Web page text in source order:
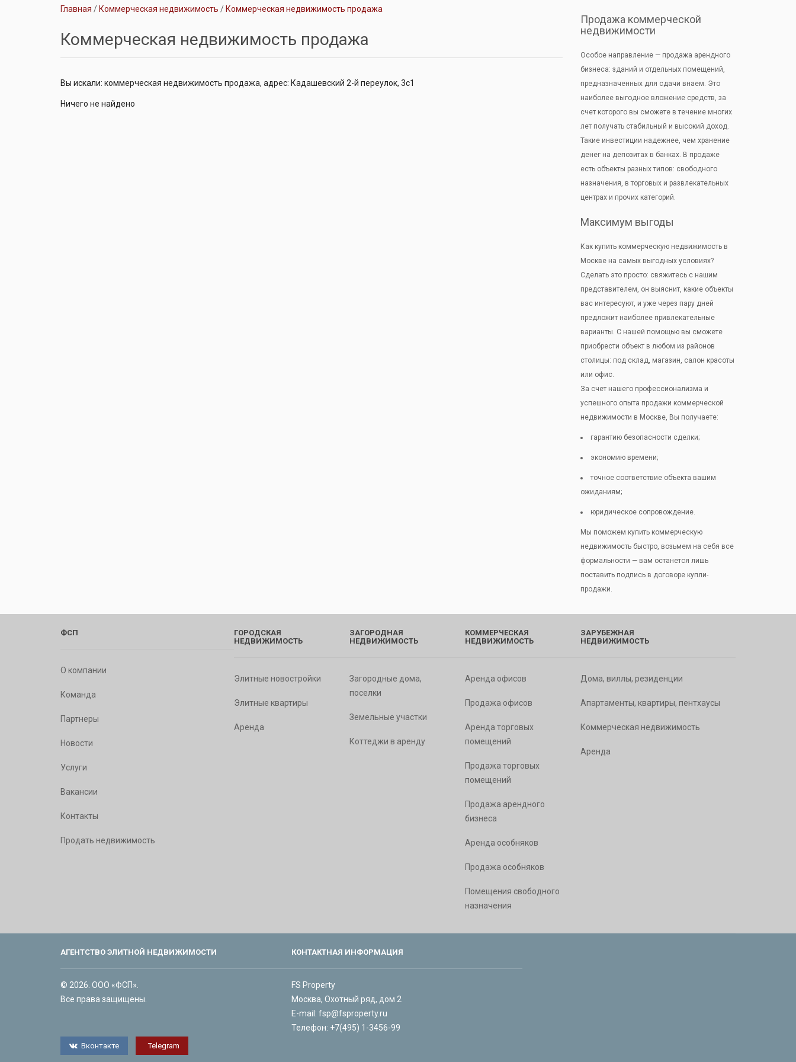
Главная Коммерческая недвижимость Коммерческая недвижимость продажа
Коммерческая недвижимость продажа
Вы искали: коммерческая недвижимость продажа, адрес: Кадашевский 2-й переулок, 3с1
Ничего не найдено
Продажа коммерческой
недвижимости
Особое направление — продажа арендного
бизнеса: зданий и отдельных помещений,
предназначенных для сдачи внаем. Это
наиболее выгодное вложение средств, за
счет которого вы сможете в течение многих
лет получать стабильный и высокий доход.
Такие инвестиции надежнее, чем хранение
денег на депозитах в банках. В продаже
есть объекты разных типов: свободного
назначения, в торговых и развлекательных
центрах и прочих категорий.
Максимум выгоды
Как купить коммерческую недвижимость в
Москве на самых выгодных условиях?
Сделать это просто: свяжитесь с нашим
представителем, он выяснит, какие объекты
вас интересуют, и уже через пару дней
предложит наиболее привлекательные
варианты. С нашей помощью вы сможете
приобрести объект в любом из районов
столицы: под склад, магазин, салон красоты
или офис.
За счет нашего профессионализма и
успешного опыта продажи коммерческой
недвижимости в Москве, Вы получаете:
гарантию безопасности сделки;
экономию времени;
точное соответствие объекта вашим
ожиданиям;
юридическое сопровождение.
Мы поможем купить коммерческую
недвижимость быстро, возьмем на себя все
формальности — вам останется лишь
поставить подпись в договоре купли-
продажи.
ФСП
О компании
Команда
Партнеры
Новости
Услуги
Вакансии
Контакты
Продать недвижимость
ГОРОДСКАЯ
НЕДВИЖИМОСТЬ
Элитные новостройки
Элитные квартиры
Аренда
ЗАГОРОДНАЯ
НЕДВИЖИМОСТЬ
Загородные дома,
поселки
Земельные участки
Коттеджи в аренду
КОММЕРЧЕСКАЯ
НЕДВИЖИМОСТЬ
Аренда офисов
Продажа офисов
Аренда торговых
помещений
Продажа торговых
помещений
Продажа арендного
бизнеса
Аренда особняков
Продажа особняков
Помещения свободного
назначения
ЗАРУБЕЖНАЯ
НЕДВИЖИМОСТЬ
Дома, виллы, резиденции
Апартаменты, квартиры, пентхаусы
Коммерческая недвижимость
Аренда
АГЕНТСТВО ЭЛИТНОЙ НЕДВИЖИМОСТИ
© 2026. ООО «ФСП».
Все права защищены.
Вконтакте Telegram
КОНТАКТНАЯ ИНФОРМАЦИЯ
FS Property
Москва, Охотный ряд, дом 2
E-mail: fsp@fsproperty.ru
Телефон: +7(495) 1-3456-99